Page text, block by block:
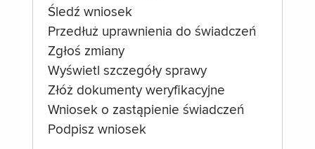
Śledź wniosek
Przedłuż uprawnienia do świadczeń
Zgłoś zmiany
Wyświetl szczegóły sprawy
Złóż dokumenty weryfikacyjne
Wniosek o zastąpienie świadczeń
Podpisz wniosek